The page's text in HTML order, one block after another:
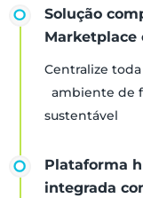
Solução
Marketplace
Centralize
ambiente de
sustentável
Plataforma
integrada